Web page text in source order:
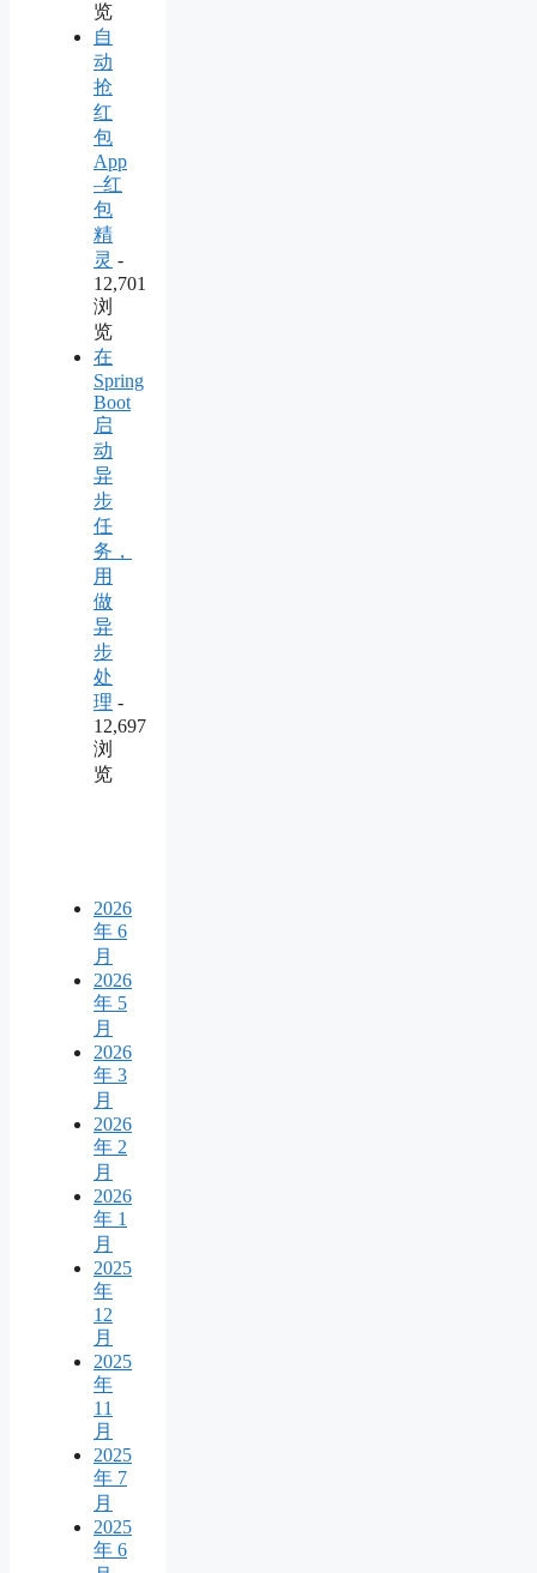
览
自
动
抢
红
包
App
–红
包
精
灵 -
12,701
浏
览
在
Spring
Boot
启
动
异
步
任
务，
用
做
异
步
处
理 -
12,697
浏
览
2026
年 6
月
2026
年 5
月
2026
年 3
月
2026
年 2
月
2026
年 1
月
2025
年
12
月
2025
年
11
月
2025
年 7
月
2025
年 6